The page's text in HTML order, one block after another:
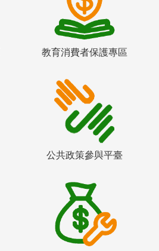
教育消費者保護專區
公共政策參與平臺